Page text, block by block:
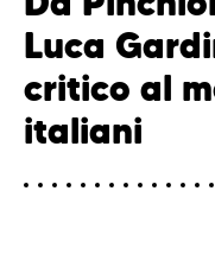
Luca
critico al
italiani